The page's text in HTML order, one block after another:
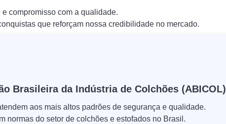
compromisso com a qualidade.
que reforçam nossa credibilidade no mercado.
Brasileira da Indústria de Colchões (ABICOL)
aos mais altos padrões de segurança e qualidade.
normas do setor de colchões e estofados no Brasil.